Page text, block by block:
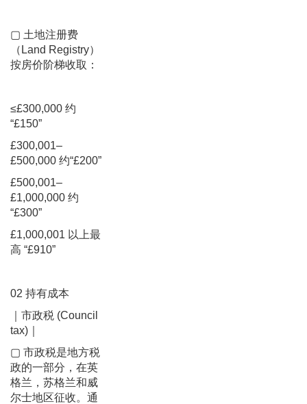
▢ 土地注册费
（Land Registry）
按房价阶梯收取：
≤£300,000 约
“£150”
£300,001–
£500,000 约“£200”
£500,001–
£1,000,000 约
“£300”
£1,000,001 以上最
高 “£910”
02 持有成本
｜市政税 (Council
tax)｜
▢ 市政税是地方税
政的一部分，在英
格兰，苏格兰和威
尔士地区征收。通